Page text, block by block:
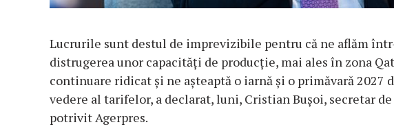
Lucrurile sunt destul de imprevizibile pentru că ne aflăm
distrugerea unor capacităţi de producţie, mai ales în zona
continuare ridicat şi ne aşteaptă o iarnă şi o primăvară 2027
vedere al tarifelor, a declarat, luni, Cristian Buşoi, secretar
potrivit Agerpres.